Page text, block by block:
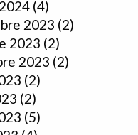
(4)
2023 (2)
2023 (2)
2023 (2)
(2)
(2)
(5)